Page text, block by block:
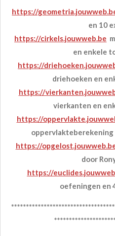
https://
en 10
https://cirkels.jouwweb.be
en enkele
https://
driehoeken en
https://
vierkanten en
https://
https://
door
https://
oefeningen en